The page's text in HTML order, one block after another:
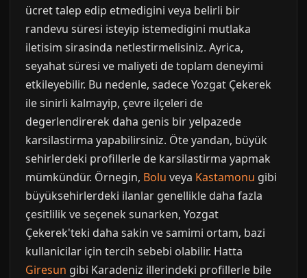
ücret talep edip etmedigini veya belirli bir
randevu süresi isteyip istemedigini mutlaka
iletisim sirasinda netlestirmelisiniz. Ayrica,
seyahat süresi ve maliyeti de toplam deneyimi
etkileyebilir. Bu nedenle, sadece Yozgat Çekerek
ile sinirli kalmayip, çevre ilçeleri de
degerlendirerek daha genis bir yelpazede
karsilastirma yapabilirsiniz. Öte yandan, büyük
sehirlerdeki profillerle de karsilastirma yapmak
mümkündür. Örnegin, Bolu veya Kastamonu gibi
büyüksehirlerdeki ilanlar genellikle daha fazla
çesitlilik ve seçenek sunarken, Yozgat
Çekerek'teki daha sakin ve samimi ortam, bazi
kullanicilar için tercih sebebi olabilir. Hatta
Giresun gibi Karadeniz illerindeki profillerle bile